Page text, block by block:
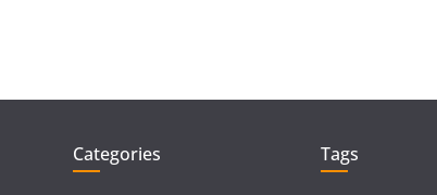
Categories Tags